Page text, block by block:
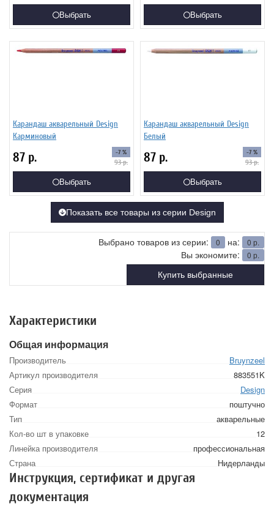
Выбрать Выбрать
Карандаш акварельный Design
Карминовый
87 р. -7 %
93р.
Выбрать
Карандаш акварельный Design
Белый
87 р. -7 %
93р.
Выбрать
Показать все товары из серии Design
Выбрано товаров из серии: 0 на: 0 р.
Вы экономите: 0 р.
Купить выбранные
Характеристики
Общая информация
Производитель
Bruynzeel
Артикул производителя
883551K
Серия
Design
Формат
поштучно
Тип
акварельные
Кол-во шт в упаковке
12
Линейка производителя
профессиональная
Страна
Нидерланды
Инструкция, сертификат и другая
документация